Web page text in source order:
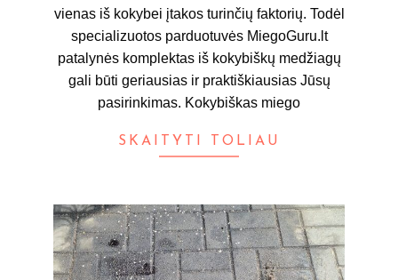
vienas iš kokybei įtakos turinčių faktorių. Todėl
specializuotos parduotuvės MiegoGuru.lt
patalynės komplektas iš kokybiškų medžiagų
gali būti geriausias ir praktiškiausias Jūsų
pasirinkimas. Kokybiškas miego
SKAITYTI TOLIAU